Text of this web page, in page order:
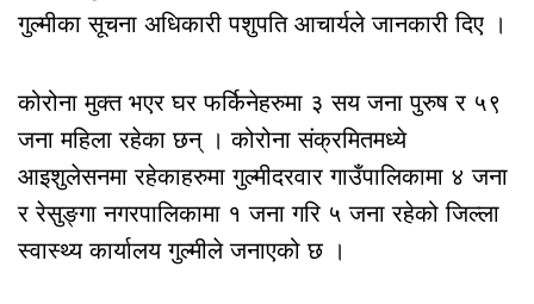
गुल्मीका सूचना अधिकारी पशुपति आचार्यले जानकारी दिए ।
कोरोना मुक्त भएर घर फर्किनेहरुमा ३ सय जना पुरुष र ५९
जना महिला रहेका छन् । कोरोना संक्रमितमध्ये
आइशुलेसनमा रहेकाहरुमा गुल्मीदरवार गाउँपालिकामा ४ जना
र रेसुङ्गा नगरपालिकामा १ जना गरि ५ जना रहेको जिल्ला
स्वास्थ्य कार्यालय गुल्मीले जनाएको छ ।